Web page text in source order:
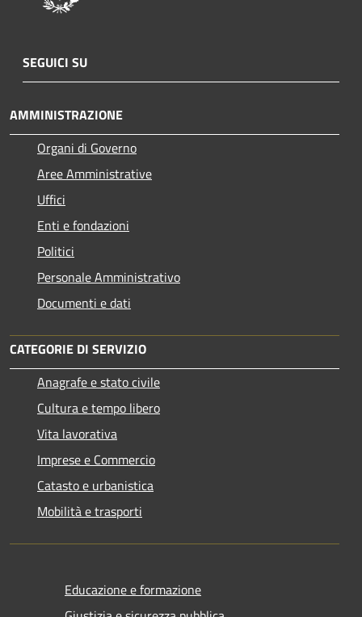
SEGUICI SU
AMMINISTRAZIONE
Organi di Governo
Aree Amministrative
Uffici
Enti e fondazioni
Politici
Personale Amministrativo
Documenti e dati
CATEGORIE DI SERVIZIO
Anagrafe e stato civile
Cultura e tempo libero
Vita lavorativa
Imprese e Commercio
Catasto e urbanistica
Mobilità e trasporti
Educazione e formazione